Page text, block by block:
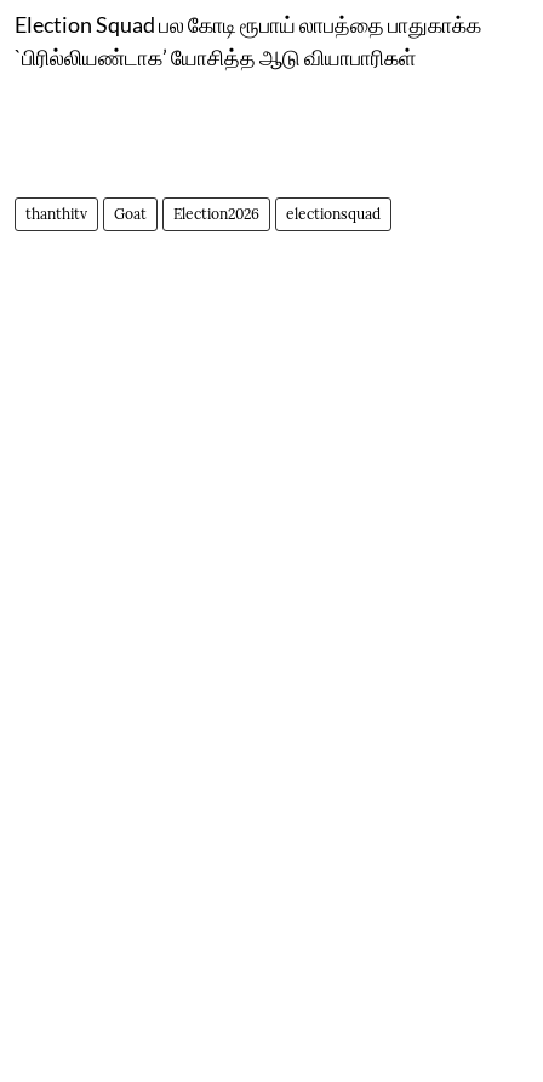
Election Squad பல கோடி ரூபாய் லாபத்தை பாதுகாக்க
`பிரில்லியண்டாக’ யோசித்த ஆடு வியாபாரிகள்
thanthitv Goat Election2026 electionsquad